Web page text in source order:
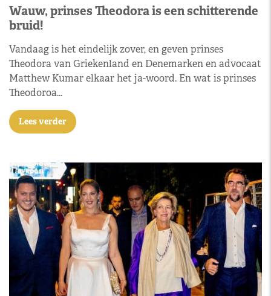
Wauw, prinses Theodora is een schitterende
bruid!
Vandaag is het eindelijk zover, en geven prinses
Theodora van Griekenland en Denemarken en advocaat
Matthew Kumar elkaar het ja-woord. En wat is prinses
Theodoroa…
Lees verder